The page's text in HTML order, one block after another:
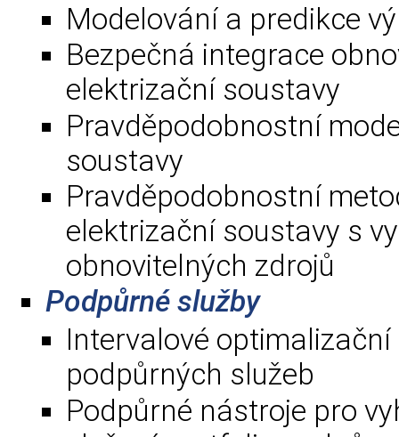
Modelování a predikce
Bezpečná integrace
elektrizační soustavy
Pravděpodobnostní
soustavy
Pravděpodobnostní
elektrizační soustavy s
obnovitelných zdrojů
Podpůrné služby
Intervalové
podpůrných služeb
Podpůrné nástroje pro